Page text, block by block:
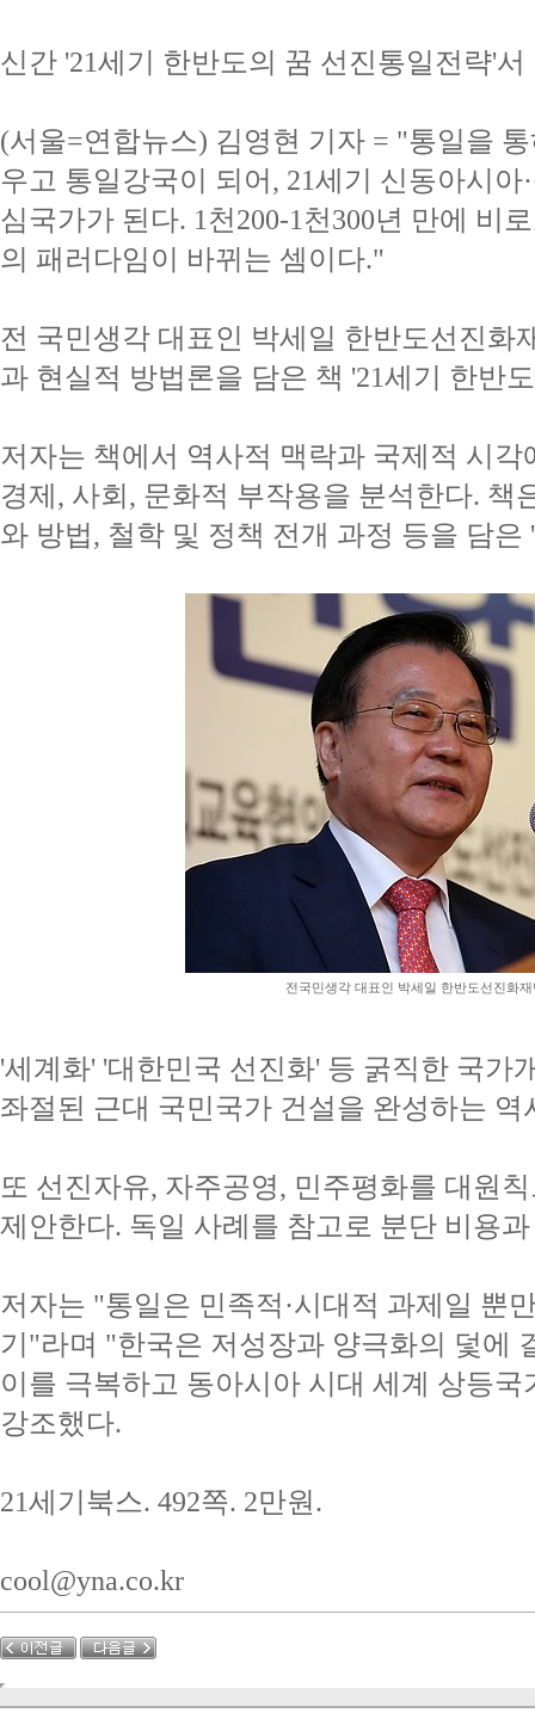
신간 '21세기 한반도의 꿈 선진통일전략'서
(서울=연합뉴스) 김영현 기자 = "통일을
우고 통일강국이 되어, 21세기 신동아시
심국가가 된다. 1천200-1천300년 만에 비
의 패러다임이 바뀌는 셈이다."
전 국민생각 대표인 박세일 한반도선진화
과 현실적 방법론을 담은 책 '21세기 한반
저자는 책에서 역사적 맥락과 국제적 시
경제, 사회, 문화적 부작용을 분석한다. 책
와 방법, 철학 및 정책 전개 과정 등을 담
전국민생각 대표인 박세일 한반도선진화
'세계화' '대한민국 선진화' 등 굵직한 국가
좌절된 근대 국민국가 건설을 완성하는
또 선진자유, 자주공영, 민주평화를 대원
제안한다. 독일 사례를 참고로 분단 비용
저자는 "통일은 민족적·시대적 과제일 뿐
기"라며 "한국은 저성장과 양극화의 덫에
이를 극복하고 동아시아 시대 세계 상등
강조했다.
21세기북스. 492쪽. 2만원.
cool@yna.co.kr